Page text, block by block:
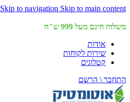
Skip to navigation Skip to main content
משלוח חינם מעל 999 ש"ח
אודות
שירות לקוחות
קטלוגים
התחבר \ הרשם